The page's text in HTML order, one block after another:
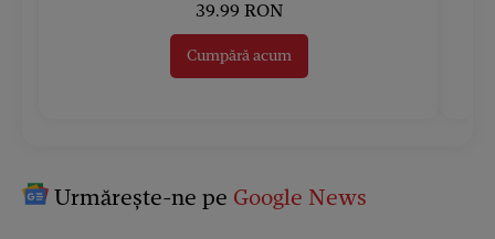
39.99 RON
Cumpără acum
Urmărește-ne pe Google News